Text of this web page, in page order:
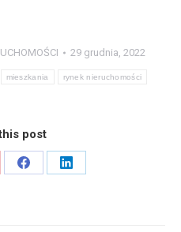
29 grudnia, 2022
mieszkania rynek nieruchomości
post
Share
Share